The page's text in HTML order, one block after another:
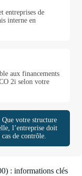
entreprises de
interne en
aux financements
2i selon votre
. Que votre structure
l’entreprise doit
de contrôle.
: informations clés